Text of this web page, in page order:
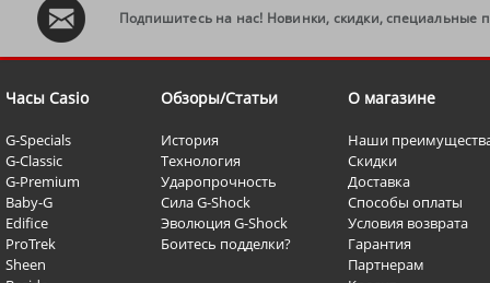
Подпишитесь на нас! Новинки, скидки, специальные
Часы Casio
G-Specials
G-Classic
G-Premium
Baby-G
Edifice
ProTrek
Sheen
Обзоры/Статьи
История
Технология
Ударопрочность
Сила G-Shock
Эволюция G-Shock
Боитесь подделки?
О магазине
Наши
Скидки
Доставка
Способы оплаты
Условия возврата
Гарантия
Партнерам